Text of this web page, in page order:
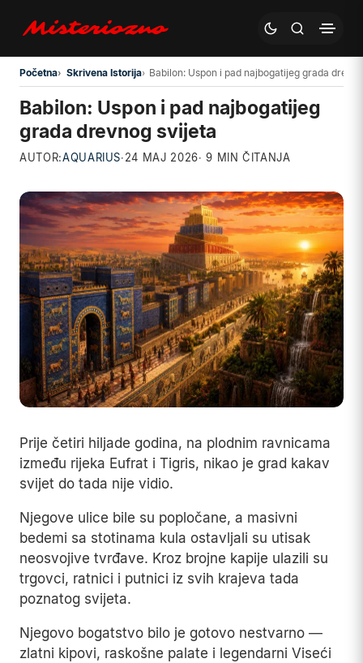
Preskoči na glavni sadržaj
Početna Skrivena Istorija Babilon: Uspon i pad najbogatijeg grada
Babilon: Uspon i pad najbogatijeg
grada drevnog svijeta
AUTOR:AQUARIUS·24 MAJ 2026· 9 MIN ČITANJA
Prije četiri hiljade godina, na plodnim ravnicama
između rijeka Eufrat i Tigris, nikao je grad kakav
svijet do tada nije vidio.
Njegove ulice bile su popločane, a masivni
bedemi sa stotinama kula ostavljali su utisak
neosvojive tvrđave. Kroz brojne kapije ulazili su
trgovci, ratnici i putnici iz svih krajeva tada
poznatog svijeta.
Njegovo bogatstvo bilo je gotovo nestvarno —
zlatni kipovi, raskošne palate i legendarni Viseći